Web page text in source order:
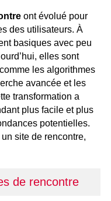
ont évolué pour
des utilisateurs. À
basiques avec peu
elles sont
les algorithmes
avancée et les
transformation a
plus facile et plus
potentielles.
site de rencontre,
de rencontre